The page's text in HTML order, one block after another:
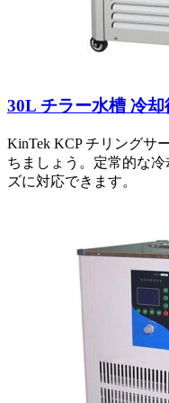
30L チラー水槽 冷
KinTek KCP チリングサ
ちましょう。定常的な
ズに対応できます。